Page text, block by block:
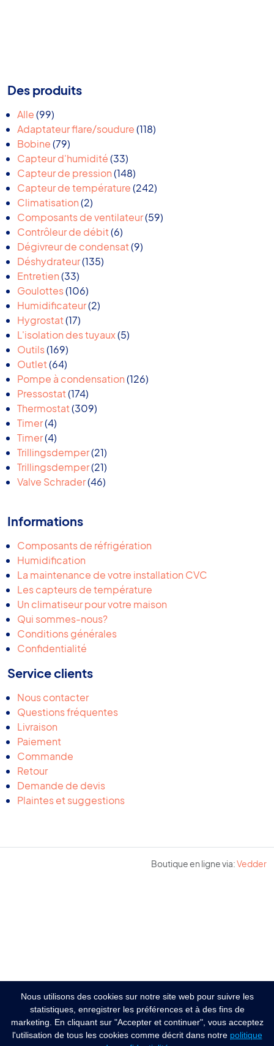
Nous utilisons des cookies sur notre site web pour suivre les
statistiques, enregistrer les préférences et à des fins de
marketing. En cliquant sur "Accepter et continuer", vous acceptez
l'utilisation de tous les cookies comme décrit dans notre politique
Des produits
Alle 9999
produits
Adaptateur flare/soudure 118118
Bobine 7979
produits
Capteur d'humidité 3333
produits
Capteur de pression 148148
produits
Capteur de température 242242
Climatisation 22
produits
Composants de ventilateur 5959
Contrôleur de débit 66
produits
Dégivreur de condensat 99
Déshydrateur 135135
Entretien 3333
produits
Goulottes 106106
produits
Humidificateur 22
Hygrostat 1717
produits
L'isolation des tuyaux 55
Outils 169169
produits
Outlet 6464
produits
Pompe à condensation 126126
Pressostat 174174
produits
Thermostat 309309
Timer 44
produits
Timer 44
produits
Trillingsdemper 2121
produits
Trillingsdemper 2121
produits
Valve Schrader 4646
Informations
Composants de réfrigération
Humidification
La maintenance de votre installation CVC
Les capteurs de température
Un climatiseur pour votre maison
Qui sommes-nous?
Conditions générales
Confidentialité
Service clients
Nous contacter
Questions fréquentes
Livraison
Paiement
Commande
Retour
Demande de devis
Plaintes et suggestions
Boutique en ligne via:Vedder